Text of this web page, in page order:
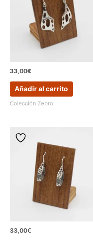
33,00€
Añadir al carrito
Colección Zebro
33,00€